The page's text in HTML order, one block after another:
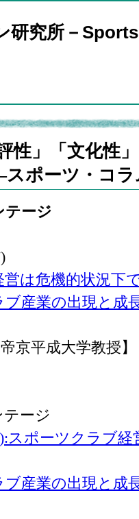
研究所－
性」「文化性
ポーツ・コラ
テージ
は危機的状況下
産業の出現と成
京平成大学教授】
ージ
スポーツクラブ
産業の出現と成